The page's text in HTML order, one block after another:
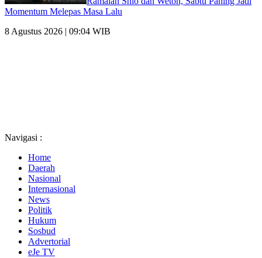
Momentum Melepas Masa Lalu
8 Agustus 2026 | 09:04 WIB
Navigasi :
Home
Daerah
Nasional
Internasional
News
Politik
Hukum
Sosbud
Advertorial
eJe TV